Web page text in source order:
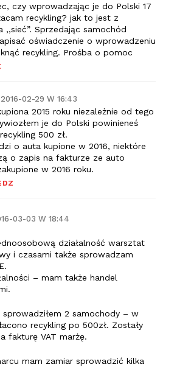
czy wprowadzając je do Polski 17
recykling? jak to jest z
,,sieć”. Sprzedając samochód
oświadczenie o wprowadzeniu
recykling. Prośba o pomoc
2016-02-29 W 16:43
2015 roku niezależnie od tego
je do Polski powinieneś
500 zł.
o auta kupione w 2016, niektóre
o zapis na fakturze ze auto
w 2016 roku.
03-03 W 18:44
działalność warsztat
i czasami także sprowadzam
– mam także handel
sprowadziłem 2 samochody – w
recykling po 500zł. Zostały
fakturę VAT marżę.
mam zamiar sprowadzić kilka